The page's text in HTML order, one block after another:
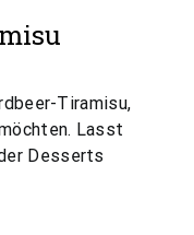
Tiramisu,
Lasst
Desserts